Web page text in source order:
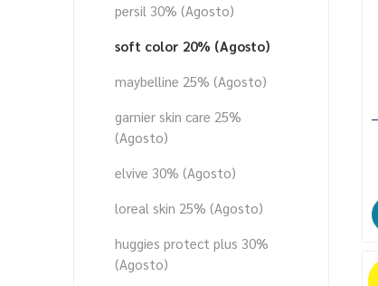
persil 30% (Agosto)
soft color 20% (Agosto)
maybelline 25% (Agosto)
garnier skin care 25%
(Agosto)
elvive 30% (Agosto)
loreal skin 25% (Agosto)
huggies protect plus 30%
(Agosto)